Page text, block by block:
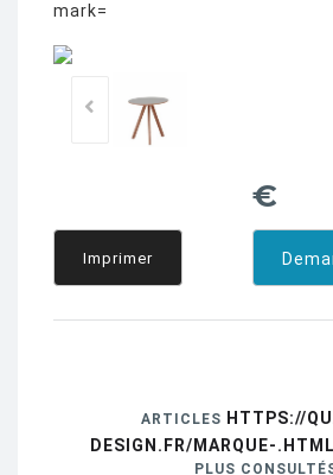
mark=
€
Imprimer
ARTICLES HTTPS://
DESIGN.FR/MARQUE-
PLUS